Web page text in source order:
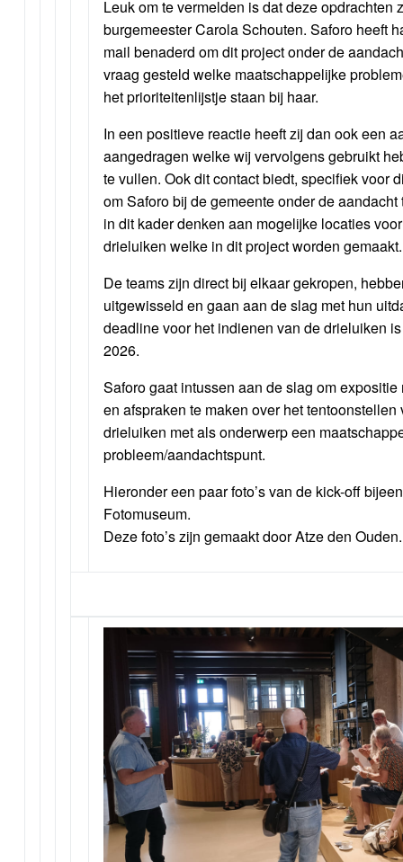
Leuk om te vermelden is dat deze opdrachten
burgemeester Carola Schouten. Saforo heeft
mail benaderd om dit project onder de
vraag gesteld welke maatschappelijke
het prioriteitenlijstje staan bij haar.
In een positieve reactie heeft zij dan ook een
aangedragen welke wij vervolgens gebruikt
te vullen. Ook dit contact biedt, specifiek voor
om Saforo bij de gemeente onder de
in dit kader denken aan mogelijke locaties
drieluiken welke in dit project worden gemaakt.
De teams zijn direct bij elkaar gekropen,
uitgewisseld en gaan aan de slag met hun
deadline voor het indienen van de drieluiken
2026.
Saforo gaat intussen aan de slag om
en afspraken te maken over het
drieluiken met als onderwerp een
probleem/aandachtspunt.
Hieronder een paar foto’s van de kick-off
Fotomuseum.
Deze foto’s zijn gemaakt door Atze den Ouden.